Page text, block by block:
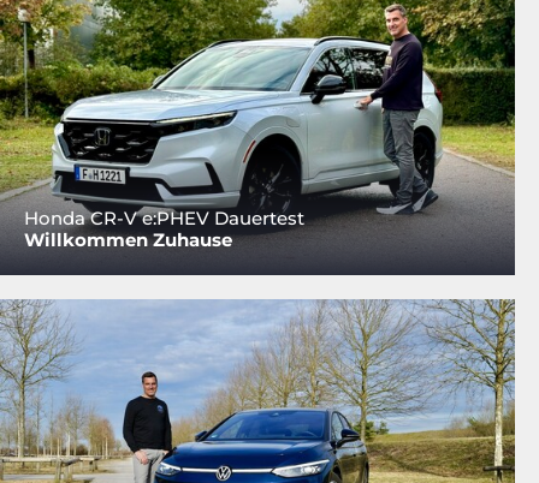
Honda CR-V e:PHEV Dauertest
Willkommen Zuhause